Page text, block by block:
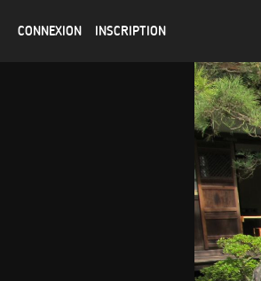
CONNEXION INSCRIPTION